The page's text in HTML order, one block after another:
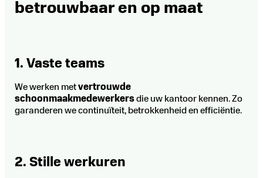
betrouwbaar en op maat
1. Vaste teams
We werken metvertrouwde
schoonmaakmedewerkersdie uw kantoor kennen. Zo
garanderen we continuïteit, betrokkenheid en efficiëntie.
2. Stille werkuren